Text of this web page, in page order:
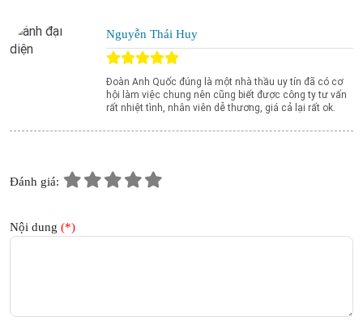
Nguyễn Thái Huy
Đoàn Anh Quốc đúng là một nhà thầu uy tín đã có cơ
hội làm việc chung nên cũng biết được công ty tư vấn
rất nhiệt tình, nhân viên dễ thương, giá cả lại rất ok.
Đánh giá:
Nội dung (*)